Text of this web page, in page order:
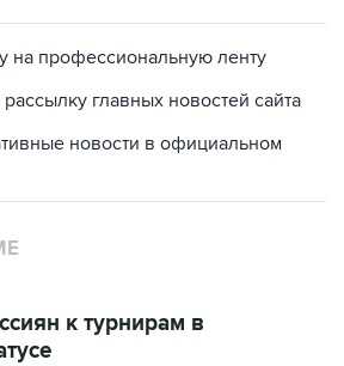
на профессиональную ленту
главных новостей сайта
новости в официальном
к турнирам в